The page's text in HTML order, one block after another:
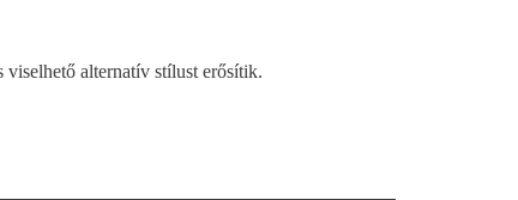
alternatív stílust erősítik.